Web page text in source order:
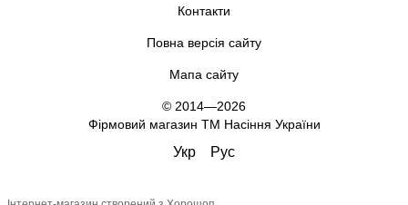
Контакти
Повна версія сайту
Мапа сайту
© 2014—2026
Фірмовий магазин ТМ Насіння України
Укр Рус